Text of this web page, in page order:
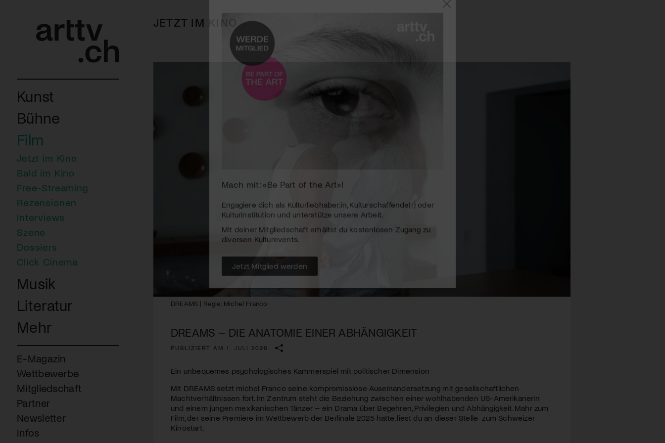
Kunst
Bühne
Film
Jetzt im Kino
Bald im Kino
Free-Streaming
Rezensionen
Interviews
Szene
Dossiers
Click Cinema
Musik
Literatur
Mehr
E-Magazin
Wettbewerbe
Mitgliedschaft
Partner
Newsletter
Infos
JETZT IM KINO
DREAMS | Regie: Michel Franco
DREAMS – DIE ANATOMIE EINER ABHÄNGIGKEIT
PUBLIZIERT AM 1. JULI 2026
Ein unbequemes psychologisches Kammerspiel mit politischer Dimension
Mit DREAMS setzt michel Franco seine kompromisslose Auseinandersetzung mit gesellschaftlichen
Machtverhältnissen fort. Im Zentrum steht die Beziehung zwischen einer wohlhabenden US-Amerikanerin
und einem jungen mexikanischen Tänzer – ein Drama über Begehren, Privilegien und Abhängigkeit. Mahr zum
Film, der seine Premiere im Wettbewerb der Berlinale 2025 hatte, liest du an dieser Stelle zum Schweizer
Kinostart.
Engagiere dich als Kulturliebhaber:in, Kulturschaffende(r) oder
Kulturinstitution und unterstütze unsere Arbeit.
Mit deiner Mitgliedschaft erhältst du kostenlosen Zugang zu